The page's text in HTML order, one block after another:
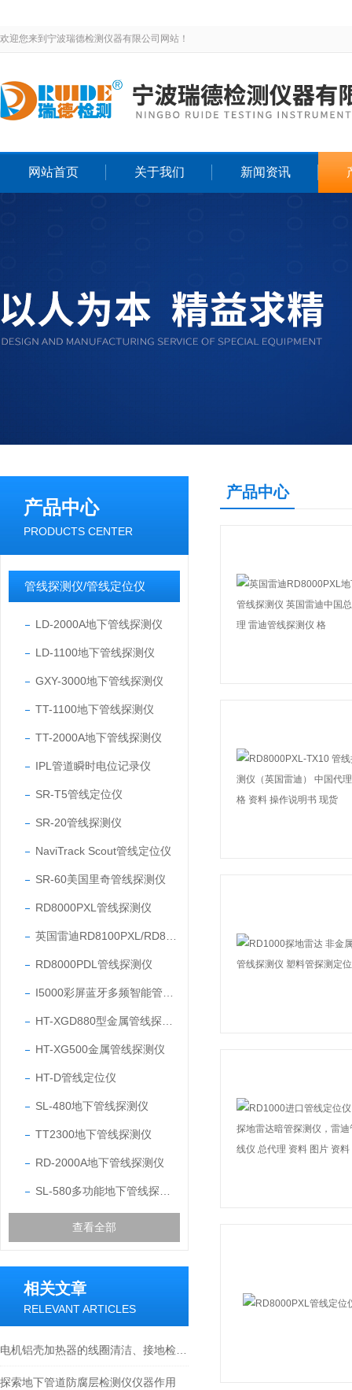
欢迎您来到宁波瑞德检测仪器有限公司网站！
网站首页 关于我们 新闻资讯
产品中心
PRODUCTS CENTER
管线探测仪/管线定位仪
LD-2000A地下管线探测仪
LD-1100地下管线探测仪
GXY-3000地下管线探测仪
TT-1100地下管线探测仪
TT-2000A地下管线探测仪
IPL管道瞬时电位记录仪
SR-T5管线定位仪
SR-20管线探测仪
NaviTrack Scout管线定位仪
SR-60美国里奇管线探测仪
RD8000PXL管线探测仪
RD8000PDL管线探测仪
HT-XG500金属管线探测仪
HT-D管线定位仪
SL-480地下管线探测仪
TT2300地下管线探测仪
RD-2000A地下管线探测仪
查看全部
相关文章
RELEVANT ARTICLES
探索地下管道防腐层检测仪仪器作用
产品中心